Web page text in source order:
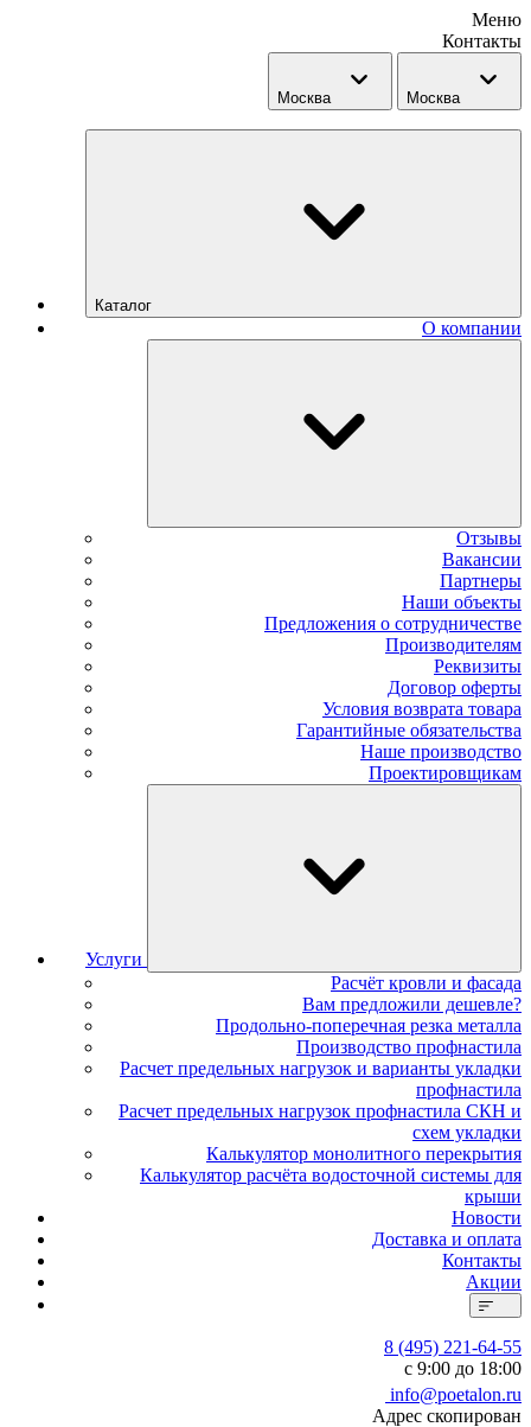
Меню
Контакты
Москва Москва
Каталог
О компании
Отзывы
Вакансии
Партнеры
Наши объекты
Предложения о сотрудничестве
Производителям
Реквизиты
Договор оферты
Условия возврата товара
Гарантийные обязательства
Наше производство
Проектировщикам
Услуги
Расчёт кровли и фасада
Вам предложили дешевле?
Продольно-поперечная резка металла
Производство профнастила
Расчет предельных нагрузок и варианты укладки
профнастила
Расчет предельных нагрузок профнастила СКН и
схем укладки
Калькулятор монолитного перекрытия
Калькулятор расчёта водосточной системы для
крыши
Новости
Доставка и оплата
Контакты
Акции
8 (495) 221-64-55
с 9:00 до 18:00
info@poetalon.ru
Адрес скопирован